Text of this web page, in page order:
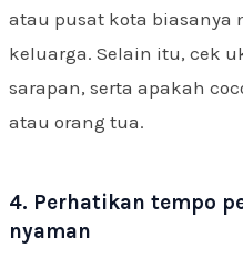
atau pusat kota biasanya
keluarga. Selain itu, cek
sarapan, serta apakah
atau orang tua.
4. Perhatikan tempo
nyaman